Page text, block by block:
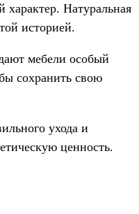
Натуральная
историей.
мебели особый
сохранить свою
ухода и
ценность.